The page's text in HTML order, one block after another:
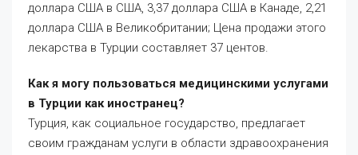
доллара США в США, 3,37 доллара США в Канаде, 2,21
доллара США в Великобритании; Цена продажи этого
лекарства в Турции составляет 37 центов.
Как я могу пользоваться медицинскими услугами
в Турции как иностранец?
Турция, как социальное государство, предлагает
своим гражданам услуги в области здравоохранения